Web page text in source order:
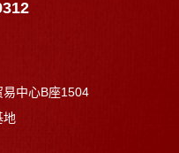
中心B座1504
地